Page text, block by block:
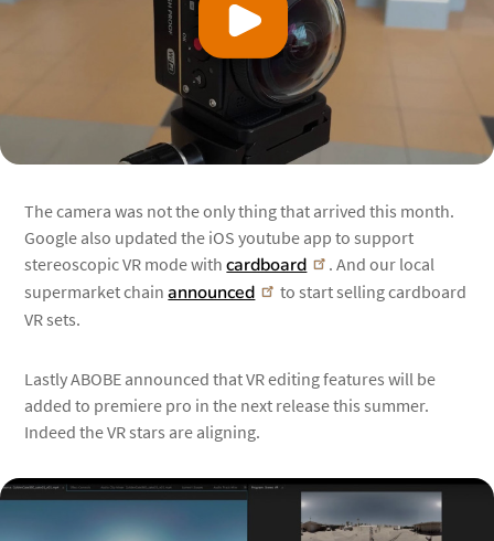
Bekijk video
The camera was not the only thing that arrived this month.
Google also updated the iOS youtube app to support
stereoscopic VR mode withcardboard
. And our local
supermarket chainannounced
to start selling cardboard
VR sets.
Lastly ABOBE announced that VR editing features will be
added to premiere pro in the next release this summer.
Indeed the VR stars are aligning.